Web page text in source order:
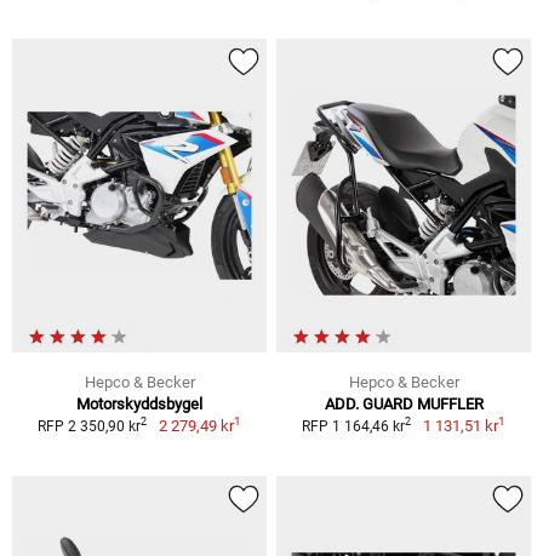
Hepco & Becker
Motorskyddsbygel
RFP 2 350,90 kr2 2 279,49 kr1
Hepco & Becker
ADD. GUARD MUFFLER
RFP 1 164,46 kr2 1 131,51 kr1